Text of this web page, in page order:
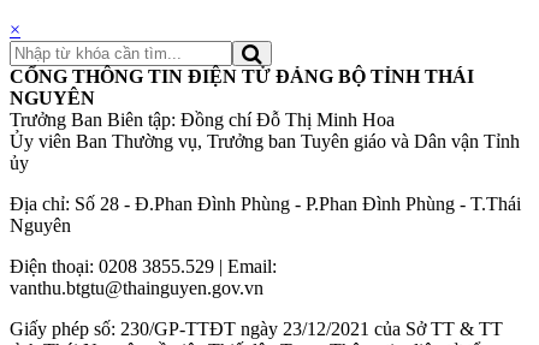
×
CỔNG THÔNG TIN ĐIỆN TỬ ĐẢNG BỘ TỈNH THÁI
NGUYÊN
Trưởng Ban Biên tập: Đồng chí Đỗ Thị Minh Hoa
Ủy viên Ban Thường vụ, Trưởng ban Tuyên giáo và Dân vận Tỉnh
ủy
Địa chỉ: Số 28 - Đ.Phan Đình Phùng - P.Phan Đình Phùng - T.Thái
Nguyên
Điện thoại: 0208 3855.529 | Email:
vanthu.btgtu@thainguyen.gov.vn
Giấy phép số: 230/GP-TTĐT ngày 23/12/2021 của Sở TT & TT